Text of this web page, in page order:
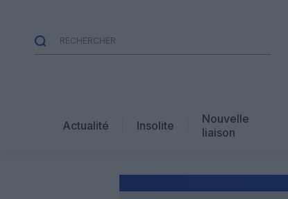
Actualité Insolite
Nouvelle
liaison